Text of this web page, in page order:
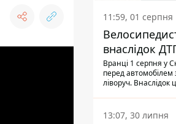
11:59, 01 серпня
внаслідок
Вранці 1 серпня у
перед автомобілем
ліворуч. Внаслідок
13:07, 30 липня